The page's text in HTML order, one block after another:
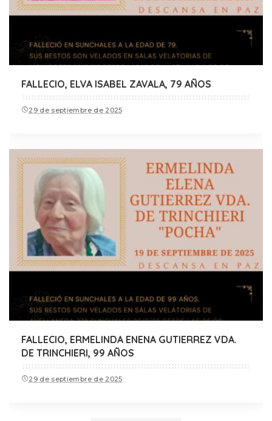
FALLECIO, ELVA ISABEL ZAVALA, 79 AÑOS
29 de septiembre de 2025
FALLECIO, ERMELINDA ENENA GUTIERREZ VDA.
DE TRINCHIERI, 99 AÑOS
29 de septiembre de 2025